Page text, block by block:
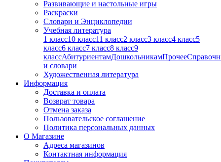
Развивающие и настольные игры
Раскраски
Словари и Энциклопедии
Учебная литература
1 класс10 класс11 класс2 класс3 класс4 класс5
класс6 класс7 класс8 класс9
классАбитуриентамДошкольникамПрочее
и словари
Художественная литература
Информация
Доставка и оплата
Возврат товара
Отмена заказа
Пользовательское соглашение
Политика персональных данных
О Магазине
Адреса магазинов
Контактная информация